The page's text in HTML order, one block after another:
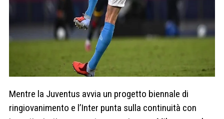
Mentre la Juventus avvia un progetto biennale di
ringiovanimento e l’Inter punta sulla continuità con